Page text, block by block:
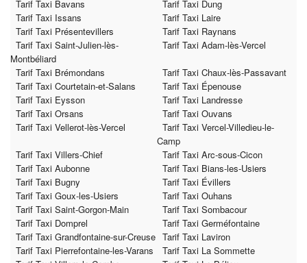
Tarif Taxi Bavans
Tarif Taxi Dung
Tarif Taxi Issans
Tarif Taxi Laire
Tarif Taxi Présentevillers
Tarif Taxi Raynans
Tarif Taxi Saint-Julien-lès-
Montbéliard
Tarif Taxi Adam-lès-Vercel
Tarif Taxi Brémondans
Tarif Taxi Chaux-lès-Passavant
Tarif Taxi Courtetain-et-Salans
Tarif Taxi Épenouse
Tarif Taxi Eysson
Tarif Taxi Landresse
Tarif Taxi Orsans
Tarif Taxi Ouvans
Tarif Taxi Vellerot-lès-Vercel
Tarif Taxi Vercel-Villedieu-le-
Camp
Tarif Taxi Villers-Chief
Tarif Taxi Arc-sous-Cicon
Tarif Taxi Aubonne
Tarif Taxi Bians-les-Usiers
Tarif Taxi Bugny
Tarif Taxi Évillers
Tarif Taxi Goux-les-Usiers
Tarif Taxi Ouhans
Tarif Taxi Saint-Gorgon-Main
Tarif Taxi Sombacour
Tarif Taxi Domprel
Tarif Taxi Germéfontaine
Tarif Taxi Grandfontaine-sur-Creuse Tarif Taxi Laviron
Tarif Taxi Pierrefontaine-les-Varans
Tarif Taxi La Sommette